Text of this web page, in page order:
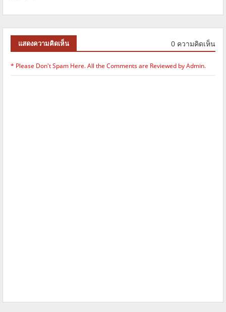
แสดงความคิดเห็น 0 ความคิดเห็น
* Please Don't Spam Here. All the Comments are Reviewed by Admin.